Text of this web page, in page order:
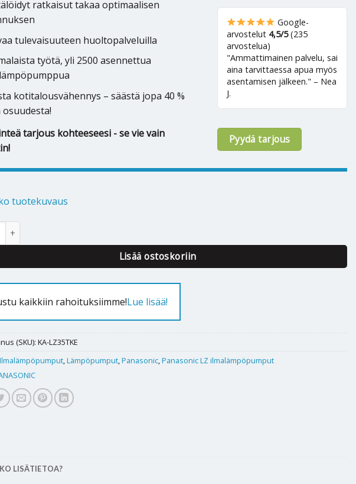
ratkaisut takaa optimaalisen
tulevaisuuteen huoltopalveluilla
työtä, yli 2500 asennettua
kotitalousvähennys – säästä jopa 40 %
tarjous kohteeseesi - se vie vain
Google-
arvostelut 4,5/5(235
arvostelua)
"Ammattimainen palvelu, sai
aina tarvittaessa apua myös
asentamisen jälkeen." – Nea
J.
Pyydä tarjous
tuotekuvaus
Panasonic LZ35TKE määrä
Lisää ostoskoriin
kaikkiin rahoituksiimme!Lue lisää!
(SKU): KA-LZ35TKE
Ilmalämpöpumput Lämpöpumput Panasonic Panasonic LZ ilmalämpöpumput
LISÄTIETOA?